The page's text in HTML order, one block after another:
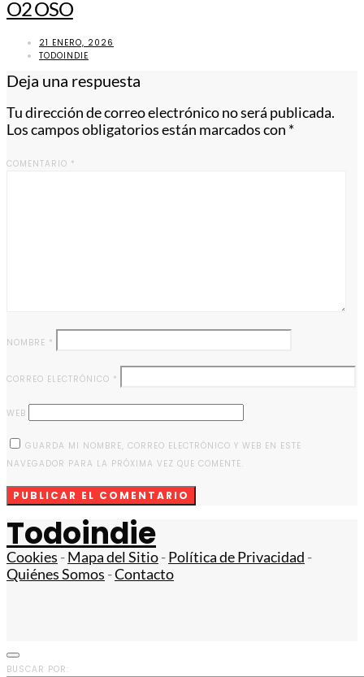
O2 OSO
21 ENERO, 2026
TODOINDIE
Deja una respuesta
Tu dirección de correo electrónico no será publicada.
Los campos obligatorios están marcados con *
COMENTARIO *
NOMBRE *
CORREO ELECTRÓNICO *
WEB
GUARDA MI NOMBRE, CORREO ELECTRÓNICO Y WEB EN ESTE
NAVEGADOR PARA LA PRÓXIMA VEZ QUE COMENTE.
Todoindie
Cookies -Mapa del Sitio-Política de Privacidad -
Quiénes Somos -Contacto
BUSCAR POR: